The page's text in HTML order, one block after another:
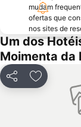
Museu Grão
Igreja da
mudam
ofertas que
nos sites de
Um dos
Moimenta da
PartilharAdicionar